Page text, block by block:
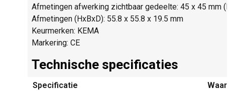
Afmetingen afwerking zichtbaar gedeelte: 45 x 45 mm
Afmetingen (HxBxD): 55.8 x 55.8 x 19.5 mm
Keurmerken: KEMA
Markering: CE
Technische specificaties
Specificatie
Waarde